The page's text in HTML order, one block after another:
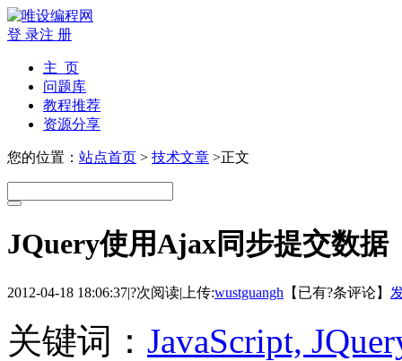
登 录注 册
主 页
问题库
教程推荐
资源分享
您的位置： 站点首页 > 技术文章 >正文
JQuery使用Ajax同步提交数据
2012-04-18 18:06:37|?次阅读| 上传:wustguangh 【已有?条评论】
关键词： JavaScript,